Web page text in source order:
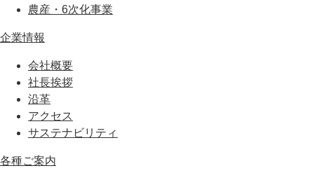
農産・6次化事業
企業情報
会社概要
社長挨拶
沿革
アクセス
サステナビリティ
各種ご案内